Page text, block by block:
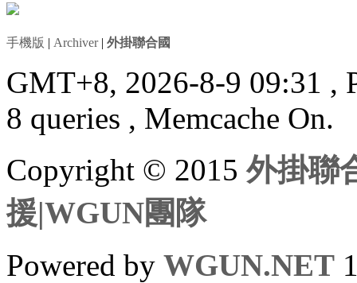
手機版 | Archiver| 外掛聯合國
GMT+8, 2026-8-9 09:31 ,
8 queries , Memcache On.
Copyright © 2015外掛聯
援|WGUN團隊
Powered by WGUN.NET